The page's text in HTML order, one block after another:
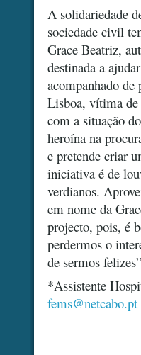
A solidariedade
sociedade civil
Grace Beatriz,
destinada a
acompanhado
Lisboa, vítima de
com a situação
heroína na
e pretende criar
iniciativa é de
verdianos.
em nome da
projecto, pois, é
perdermos o
de sermos felizes”
*Assistente
fems@netcabo.pt